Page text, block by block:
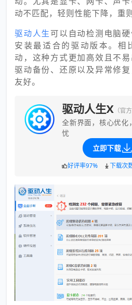
动不匹配，轻则性能下降，重
驱动人生可以自动检测电脑
安装最适合的驱动版本。相
动，这种方式更加高效且不
驱动备份、还原以及异常修
友好。
驱动人生X （官
全新界面，核心优化
忧
立即下载
好评率97% 下载次